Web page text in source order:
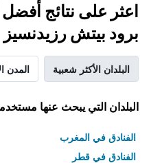
اعثر على نتائج
برود بيتش رزيدنسيز
البلدان الأكثر شعبية المدن
البلدان التي يبحث عنها
الفنادق في المغرب
الفنادق في قطر